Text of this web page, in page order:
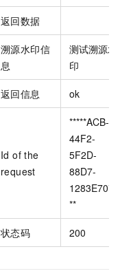
返回数据
溯源水印信
息
测试溯源水
印
返回信息 ok
Id of the
request
*****ACB-
44F2-
5F2D-
88D7-
1283E70***
**
状态码 200